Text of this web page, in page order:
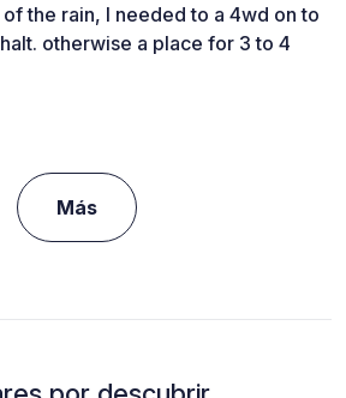
the rain, I needed to a 4wd on to
otherwise a place for 3 to 4
Más